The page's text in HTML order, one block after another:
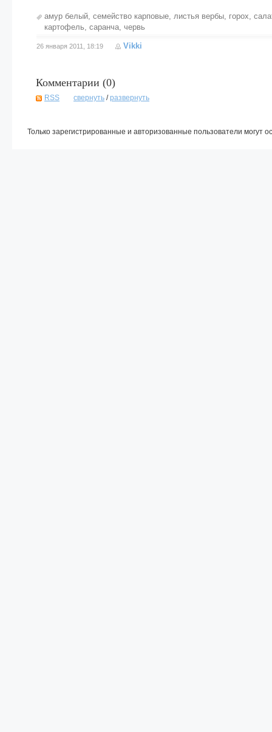
амур белый, семейство карповые, листья вербы, горох,
картофель, саранча, червь
26 января 2011, 18:19 Vikki
Комментарии (0)
RSS свернуть /развернуть
Только зарегистрированные и авторизованные пользователи могут